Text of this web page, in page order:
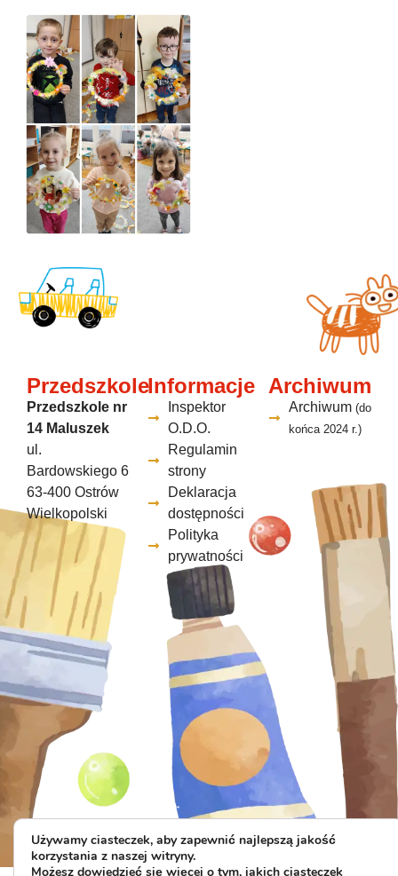
Przedszkole
Przedszkole nr
14 Maluszek
ul.
Bardowskiego 6
63-400 Ostrów
Wielkopolski
Informacje
Inspektor
O.D.O.
Regulamin
strony
Deklaracja
dostępności
Polityka
prywatności
Archiwum
Archiwum (do
końca 2024 r.)
Używamy ciasteczek, aby zapewnić najlepszą jakość
korzystania z naszej witryny.
Możesz dowiedzieć się więcej o tym, jakich ciasteczek